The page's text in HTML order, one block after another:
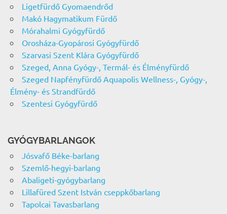
Ligetfürdő Gyomaendrőd
Makó Hagymatikum Fürdő
Mórahalmi Gyógyfürdő
Orosháza-Gyopárosi Gyógyfürdő
Szarvasi Szent Klára Gyógyfürdő
Szeged, Anna Gyógy-, Termál- és Élményfürdő
Szeged Napfényfürdő Aquapolis Wellness-, Gyógy-,
Élmény- és Strandfürdő
Szentesi Gyógyfürdő
GYÓGYBARLANGOK
Jósvafő Béke-barlang
Szemlő-hegyi-barlang
Abaligeti-gyógybarlang
Lillafüred Szent István cseppkőbarlang
Tapolcai Tavasbarlang